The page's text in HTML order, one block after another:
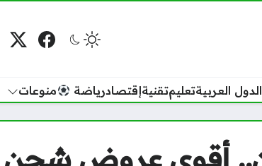
فيسبوك
الدول العربيةتعليمتقنيةإقتصادرياضة منوعات